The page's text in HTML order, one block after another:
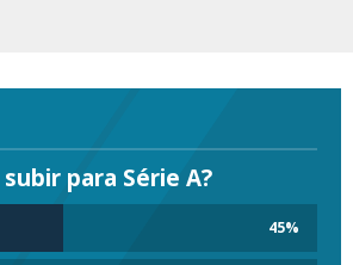
para Série A?
45%